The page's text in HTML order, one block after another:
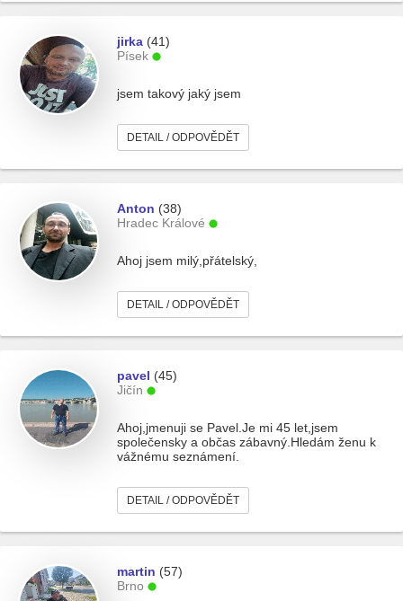
jirka (41)
Písek
jsem takový jaký jsem
DETAIL / ODPOVĚDĚT
Anton (38)
Hradec Králové
Ahoj jsem milý,přátelský,
DETAIL / ODPOVĚDĚT
pavel (45)
Jičín
Ahoj,jmenuji se Pavel.Je mi 45 let,jsem
společensky a občas zábavný.Hledám ženu k
vážnému seznámení.
DETAIL / ODPOVĚDĚT
martin (57)
Brno